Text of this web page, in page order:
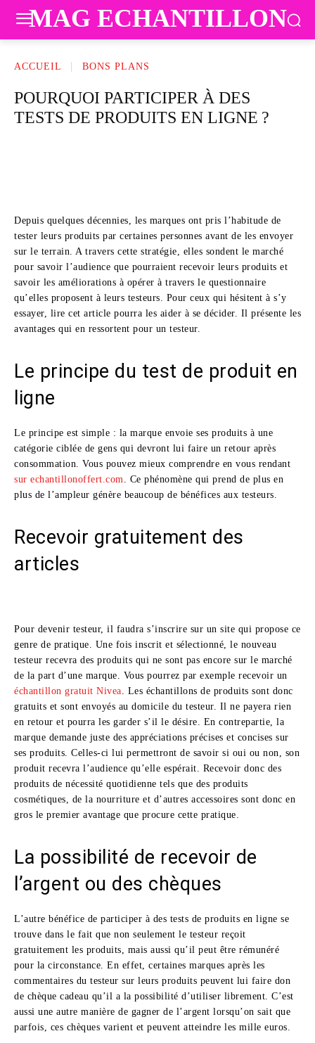
MAG ECHANTILLON
ACCUEIL BONS PLANS
POURQUOI PARTICIPER À DES
TESTS DE PRODUITS EN LIGNE ?
Depuis quelques décennies, les marques ont pris l’habitude de
tester leurs produits par certaines personnes avant de les envoyer
sur le terrain. A travers cette stratégie, elles sondent le marché
pour savoir l’audience que pourraient recevoir leurs produits et
savoir les améliorations à opérer à travers le questionnaire
qu’elles proposent à leurs testeurs. Pour ceux qui hésitent à s’y
essayer, lire cet article pourra les aider à se décider. Il présente les
avantages qui en ressortent pour un testeur.
Le principe du test de produit en
ligne
Le principe est simple : la marque envoie ses produits à une
catégorie ciblée de gens qui devront lui faire un retour après
consommation. Vous pouvez mieux comprendre en vous rendant
sur echantillonoffert.com. Ce phénomène qui prend de plus en
plus de l’ampleur génère beaucoup de bénéfices aux testeurs.
Recevoir gratuitement des
articles
Pour devenir testeur, il faudra s’inscrire sur un site qui propose ce
genre de pratique. Une fois inscrit et sélectionné, le nouveau
testeur recevra des produits qui ne sont pas encore sur le marché
de la part d’une marque. Vous pourrez par exemple recevoir un
échantillon gratuit Nivea. Les échantillons de produits sont donc
gratuits et sont envoyés au domicile du testeur. Il ne payera rien
en retour et pourra les garder s’il le désire. En contrepartie, la
marque demande juste des appréciations précises et concises sur
ses produits. Celles-ci lui permettront de savoir si oui ou non, son
produit recevra l’audience qu’elle espérait. Recevoir donc des
produits de nécessité quotidienne tels que des produits
cosmétiques, de la nourriture et d’autres accessoires sont donc en
gros le premier avantage que procure cette pratique.
La possibilité de recevoir de
l’argent ou des chèques
L’autre bénéfice de participer à des tests de produits en ligne se
trouve dans le fait que non seulement le testeur reçoit
gratuitement les produits, mais aussi qu’il peut être rémunéré
pour la circonstance. En effet, certaines marques après les
commentaires du testeur sur leurs produits peuvent lui faire don
de chèque cadeau qu’il a la possibilité d’utiliser librement. C’est
aussi une autre manière de gagner de l’argent lorsqu’on sait que
parfois, ces chèques varient et peuvent atteindre les mille euros.